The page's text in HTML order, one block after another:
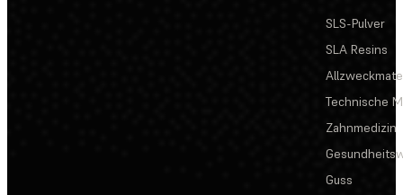
SLS-Pulver
SLA Resins
Technische
Zahnmedizin
Guss